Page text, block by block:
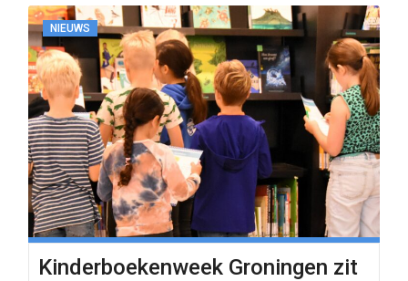
NIEUWS
Kinderboekenweek Groningen zit